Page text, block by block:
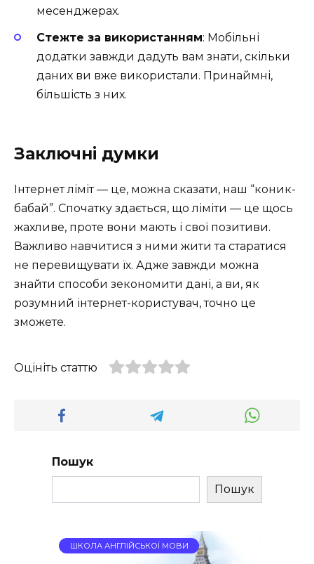
месенджерах.
Стежте за використанням: Мобільні
додатки завжди дадуть вам знати, скільки
даних ви вже використали. Принаймні,
більшість з них.
Заключні думки
Інтернет ліміт — це, можна сказати, наш “коник-
бабай”. Спочатку здається, що ліміти — це щось
жахливе, проте вони мають і свої позитиви.
Важливо навчитися з ними жити та старатися
не перевищувати їх. Адже завжди можна
знайти способи зекономити дані, а ви, як
розумний інтернет-користувач, точно це
зможете.
Оцініть статтю
Пошук
Пошук
ШКОЛА АНГЛІЙСЬКОЇ МОВИ